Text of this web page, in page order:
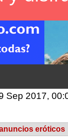
Sep 2017,
eróticos